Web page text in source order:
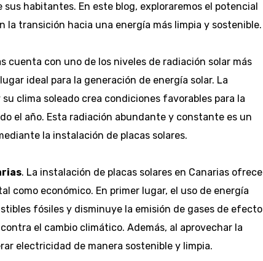
habitantes. En este blog, exploraremos el potencial
la transición hacia una energía más limpia y sostenible.
cuenta con uno de los niveles de radiación solar más
ideal para la generación de energía solar. La
clima soleado crea condiciones favorables para la
el año. Esta radiación abundante y constante es un
la instalación de placas solares.
. La instalación de placas solares en Canarias ofrece
como económico. En primer lugar, el uso de energía
fósiles y disminuye la emisión de gases de efecto
el cambio climático. Además, al aprovechar la
electricidad de manera sostenible y limpia.